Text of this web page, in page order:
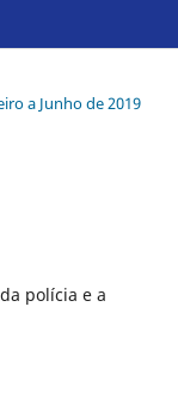
a Junho de 2019
polícia e a